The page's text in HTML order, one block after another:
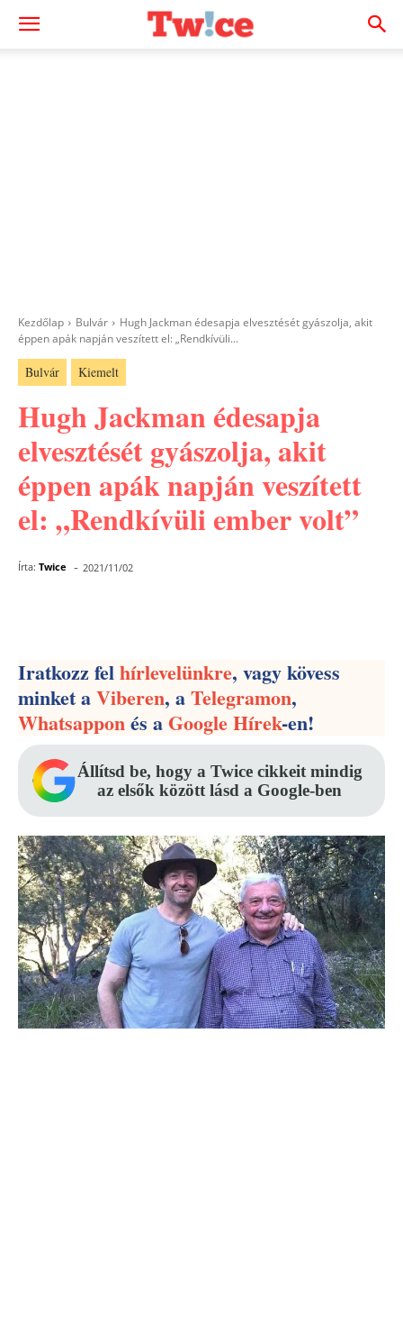
Kezdőlap Bulvár
Hugh Jackman édesapja elvesztését gyászolja, akit
éppen apák napján veszített el: „Rendkívüli...
Bulvár Kiemelt
Hugh Jackman édesapja
elvesztését gyászolja, akit
éppen apák napján veszített
el: „Rendkívüli ember volt”
Írta: Twice - 2021/11/02
Iratkozz felhírlevelünkre, vagy kövess
minket aViberen, aTelegramon,
Whatsapponés aGoogle Hírek-en!
Állítsd be, hogy a Twice cikkeit mindig
az elsők között lásd a Google-ben